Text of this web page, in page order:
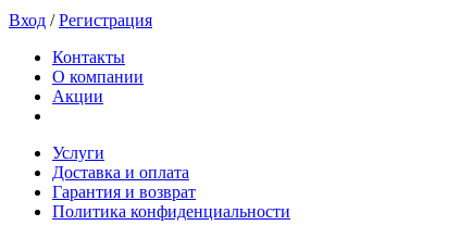
Вход /Регистрация
Контакты
О компании
Акции
Услуги
Доставка и оплата
Гарантия и возврат
Политика конфиденциальности